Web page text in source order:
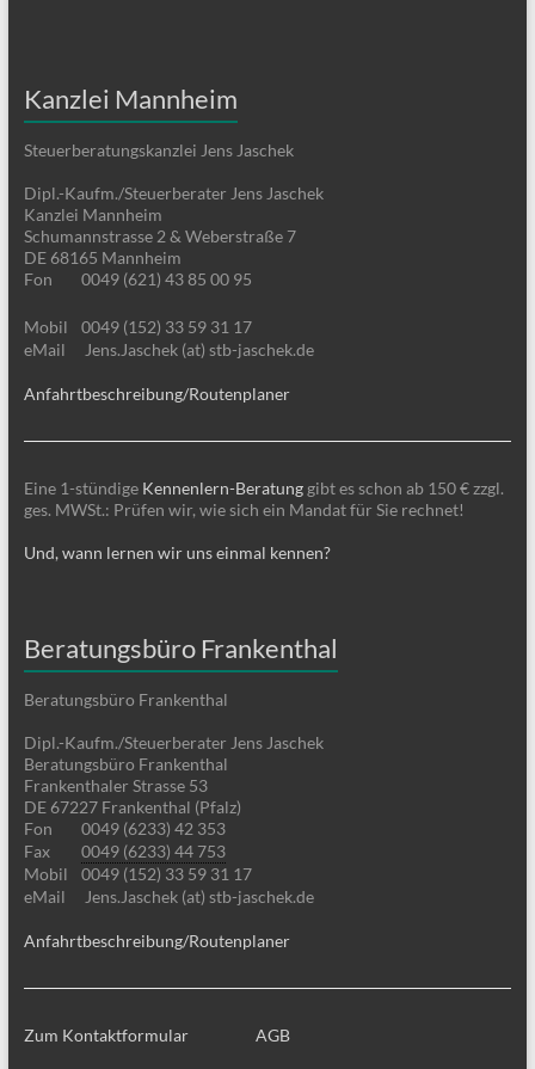
Kanzlei Mannheim
Steuerberatungskanzlei Jens Jaschek
Dipl.-Kaufm./Steuerberater Jens Jaschek
Kanzlei Mannheim
Schumannstrasse 2 & Weberstraße 7
DE 68165 Mannheim
Fon
0049 (621) 43 85 00 95
Mobil
0049 (152) 33 59 31 17
eMail
Jens.Jaschek (at) stb-jaschek.de
Anfahrtbeschreibung/Routenplaner
Eine 1-stündige Kennenlern-Beratunggibt es schon ab 150 € zzgl.
ges. MWSt.: Prüfen wir, wie sich ein Mandat für Sie rechnet!
Und, wann lernen wir uns einmal kennen?
Beratungsbüro Frankenthal
Beratungsbüro Frankenthal
Dipl.-Kaufm./Steuerberater Jens Jaschek
Beratungsbüro Frankenthal
Frankenthaler Strasse 53
DE 67227 Frankenthal (Pfalz)
Fon
0049 (6233) 42 353
Fax
0049 (6233) 44 753
Mobil
0049 (152) 33 59 31 17
eMail
Jens.Jaschek (at) stb-jaschek.de
Anfahrtbeschreibung/Routenplaner
Zum Kontaktformular AGB